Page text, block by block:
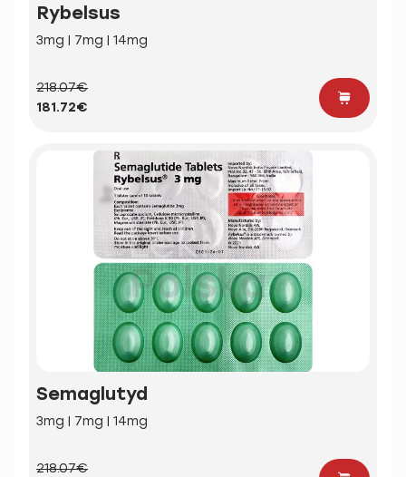
Rybelsus
3mg | 7mg | 14mg
218.07€
181.72€
Semaglutyd
3mg | 7mg | 14mg
218.07€